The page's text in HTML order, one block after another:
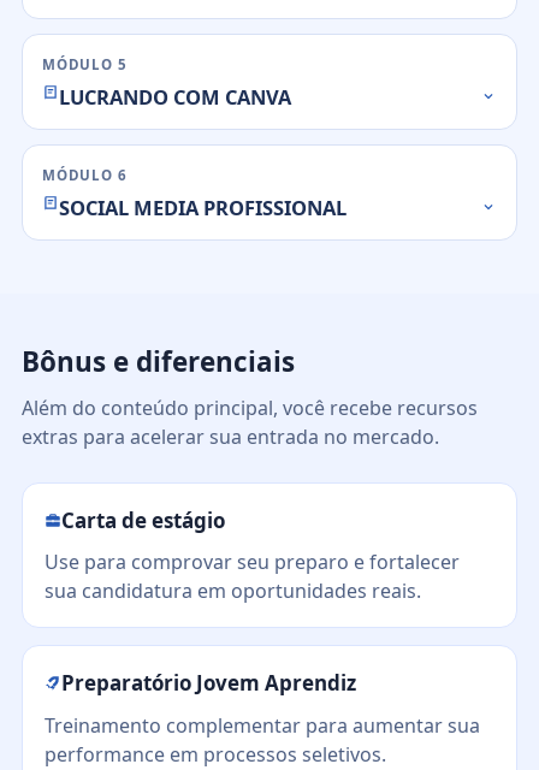
MÓDULO 5
LUCRANDO COM CANVA
MÓDULO 6
SOCIAL MEDIA PROFISSIONAL
Bônus e diferenciais
Além do conteúdo principal, você recebe recursos
extras para acelerar sua entrada no mercado.
Carta de estágio
Use para comprovar seu preparo e fortalecer
sua candidatura em oportunidades reais.
Preparatório Jovem Aprendiz
Treinamento complementar para aumentar sua
performance em processos seletivos.